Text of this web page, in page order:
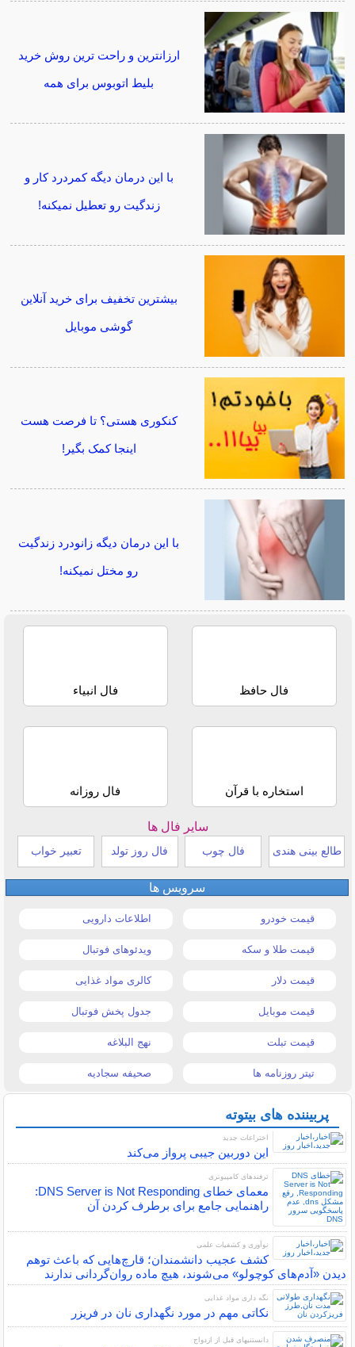
ارزانترین و راحت ترین روش خرید
بلیط اتوبوس برای همه
با این درمان دیگه کمردرد کار و
زندگیت رو تعطیل نمیکنه!
بیشترین تخفیف برای خرید آنلاین
گوشی موبایل
کنکوری هستی؟ تا فرصت هست
اینجا کمک بگیر!
با این درمان دیگه زانودرد زندگیت
رو مختل نمیکنه!
فال حافظ فال انبیاء
استخاره با قرآن فال روزانه
سایر فال ها
طالع بینی هندی فال چوب فال روز تولد تعبیر خواب
سرویس ها
قیمت خودرو اطلاعات دارویی
قیمت طلا و سکه ویدئوهای فوتبال
قیمت دلار کالری مواد غذایی
قیمت موبایل جدول پخش فوتبال
قیمت تبلت نهج البلاغه
تیتر روزنامه ها صحیفه سجادیه
پربیننده های بیتوته
اختراعات جدید
این دوربین جیبی پرواز می‌کند
ترفندهای کامپیوتری
معمای خطای DNS Server is Not Responding:
راهنمایی جامع برای برطرف کردن آن
نوآوری و کشفیات علمی
کشف عجیب دانشمندان؛ قارچ‌هایی که باعث توهم
دیدن «آدم‌های کوچولو» می‌شوند، هیچ ماده روان‌گردانی ندارند
نگه داری مواد غذایی
نکاتی مهم در مورد نگهداری نان در فریزر
دانستنیهای قبل از ازدواج